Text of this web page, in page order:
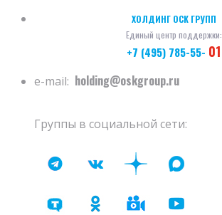
ХОЛДИНГ ОСК ГРУПП
Единый центр поддержки:
+7 (495) 785-55- 01
e-mail: holding@oskgroup.ru
Группы в социальной сети: